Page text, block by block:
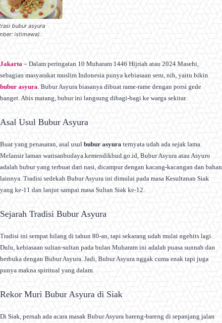
bubur asyura
istimewa).
Jakarta – Dalam peringatan 10 Muharam 1446 Hijriah atau 2024 Masehi,
sebagian masyarakat muslim Indonesia punya kebiasaan seru, nih, yaitu bikin
bubur asyura . Bubur Asyura biasanya dibuat rame-rame dengan porsi gede
banget. Abis matang, bubur ini langsung dibagi-bagi ke warga sekitar.
Asal Usul Bubur Asyura
Buat yang penasaran, asal usul bubur asyura ternyata udah ada sejak lama.
Melansir laman warisanbudaya.kemendikbud.go.id, Bubur Asyura atau Asyuro
adalah bubur yang terbuat dari nasi, dicampur dengan kacang-kacangan dan bahan
lainnya. Tradisi sedekah Bubur Asyura ini dimulai pada masa Kesultanan Siak
yang ke-11 dan lanjut sampai masa Sultan Siak ke-12.
Sejarah Tradisi Bubur Asyura
Tradisi ini sempat hilang di tahun 80-an, tapi sekarang udah mulai ngehits lagi.
Dulu, kebiasaan sultan-sultan pada bulan Muharam ini adalah puasa sunnah dan
berbuka dengan Bubur Asyura. Jadi, Bubur Asyura nggak cuma enak tapi juga
punya makna spiritual yang dalam.
Rekor Muri Bubur Asyura di Siak
Di Siak, pernah ada acara masak Bubur Asyura bareng-bareng di sepanjang jalan